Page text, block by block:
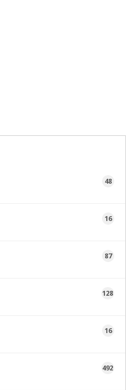
48
16
87
128
16
492